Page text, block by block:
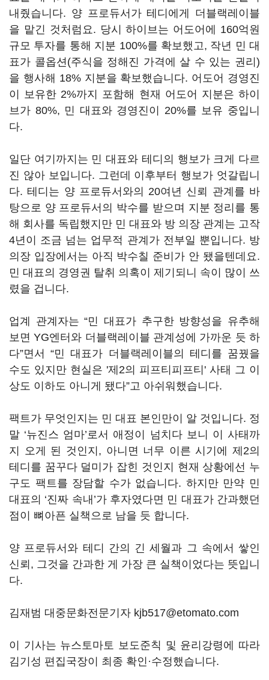
내줬습니다. 양 프로듀서가 테디에게 더블랙레이블
을 맡긴 것처럼요. 당시 하이브는 어도어에 160억원
규모 투자를 통해 지분 100%를 확보했고, 작년 민 대
표가 콜옵션(주식을 정해진 가격에 살 수 있는 권리)
을 행사해 18% 지분을 확보했습니다. 어도어 경영진
이 보유한 2%까지 포함해 현재 어도어 지분은 하이
브가 80%, 민 대표와 경영진이 20%를 보유 중입니
다.
일단 여기까지는 민 대표와 테디의 행보가 크게 다르
진 않아 보입니다. 그런데 이후부터 행보가 엇갈립니
다. 테디는 양 프로듀서와의 20여년 신뢰 관계를 바
탕으로 양 프로듀서의 박수를 받으며 지분 정리를 통
해 회사를 독립했지만 민 대표와 방 의장 관계는 고작
4년이 조금 넘는 업무적 관계가 전부일 뿐입니다. 방
의장 입장에서는 아직 박수칠 준비가 안 됐을텐데요.
민 대표의 경영권 탈취 의혹이 제기되니 속이 많이 쓰
렸을 겁니다.
업계 관계자는 “민 대표가 추구한 방향성을 유추해
보면 YG엔터와 더블랙레이블 관계성에 가까운 듯 하
다”면서 “민 대표가 더블랙레이블의 테디를 꿈꿨을
수도 있지만 현실은 '제2의 피프티피프티' 사태 그 이
상도 이하도 아니게 됐다”고 아쉬워했습니다.
팩트가 무엇인지는 민 대표 본인만이 알 것입니다. 정
말 ‘뉴진스 엄마’로서 애정이 넘치다 보니 이 사태까
지 오게 된 것인지, 아니면 너무 이른 시기에 제2의
테디를 꿈꾸다 덜미가 잡힌 것인지 현재 상황에선 누
구도 팩트를 장담할 수가 없습니다. 하지만 만약 민
대표의 ‘진짜 속내’가 후자였다면 민 대표가 간과했던
점이 뼈아픈 실책으로 남을 듯 합니다.
양 프로듀서와 테디 간의 긴 세월과 그 속에서 쌓인
신뢰, 그것을 간과한 게 가장 큰 실책이었다는 뜻입니
다.
김재범 대중문화전문기자 kjb517@etomato.com
이 기사는 뉴스토마토 보도준칙 및 윤리강령에 따라
김기성 편집국장이 최종 확인·수정했습니다.